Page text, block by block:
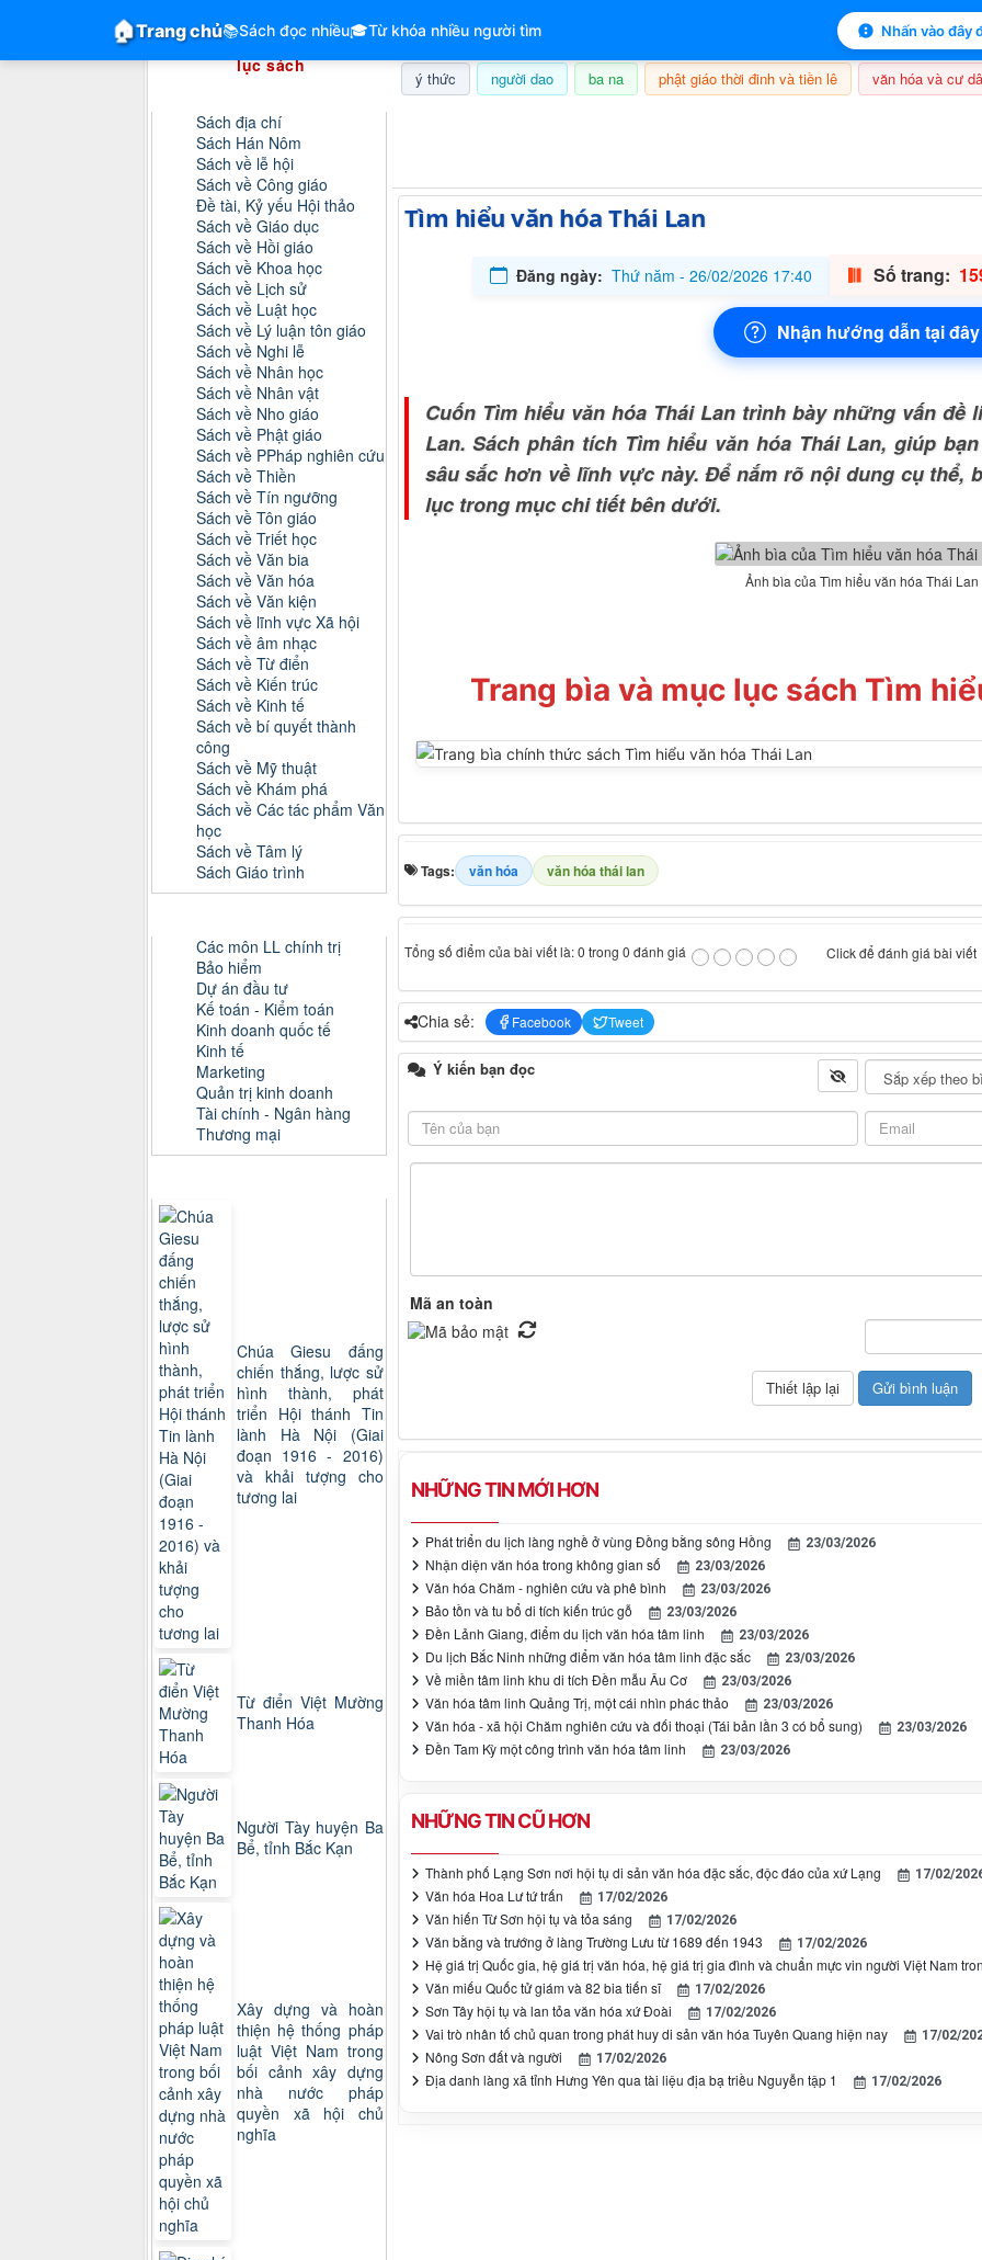
🏠Trang chủ📚Sách đọc nhiều🎓Từ khóa nhiều người tìm Nhấn vào đây
ý thức người dao ba na phật giáo thời đinh và tiền lê văn hóa và cư
Tìm hiểu văn hóa Thái Lan
Đăng ngày: Thứ năm - 26/02/2026 17:40 Số trang:
Nhận hướng dẫn tại đây
Cuốn Tìm hiểu văn hóa Thái Lan trình bày những vấn đề
Lan. Sách phân tích Tìm hiểu văn hóa Thái Lan, giúp
sâu sắc hơn về lĩnh vực này. Để nắm rõ nội dung cụ thể,
lục trong mục chi tiết bên dưới.
Ảnh bìa của Tìm hiểu văn hóa Thái Lan
Trang bìa và mục lục sách Tìm
Tags: văn hóa văn hóa thái lan
Tổng số điểm của bài viết là: 0 trong 0 đánh giá Click để đánh giá bài viết
Chia sẻ: Facebook Tweet
Ý kiến bạn đọc
Mã an toàn
NHỮNG TIN MỚI HƠN
Phát triển du lịch làng nghề ở vùng Đồng bằng sông Hồng 23/03/2026
Nhận diện văn hóa trong không gian số 23/03/2026
Văn hóa Chăm - nghiên cứu và phê bình 23/03/2026
Bảo tồn và tu bổ di tích kiến trúc gỗ 23/03/2026
Đền Lảnh Giang, điểm du lịch văn hóa tâm linh 23/03/2026
Du lịch Bắc Ninh những điểm văn hóa tâm linh đặc sắc 23/03/2026
Về miền tâm linh khu di tích Đền mẫu Âu Cơ 23/03/2026
Văn hóa tâm linh Quảng Trị, một cái nhìn phác thảo 23/03/2026
Văn hóa - xã hội Chăm nghiên cứu và đối thoại (Tái bản lần 3 có bổ sung) 23/03/2026
Đền Tam Kỳ một công trình văn hóa tâm linh 23/03/2026
NHỮNG TIN CŨ HƠN
Thành phố Lạng Sơn nơi hội tụ di sản văn hóa đặc sắc, độc đáo của xứ Lạng 17/02/
Văn hóa Hoa Lư tứ trấn 17/02/2026
Văn hiến Từ Sơn hội tụ và tỏa sáng 17/02/2026
Văn bằng và trướng ở làng Trường Lưu từ 1689 đến 1943 17/02/2026
Hệ giá trị Quốc gia, hệ giá trị văn hóa, hệ giá trị gia đình và chuẩn mực vin người Việt Nam
Văn miếu Quốc tử giám và 82 bia tiến sĩ 17/02/2026
Sơn Tây hội tụ và lan tỏa văn hóa xứ Đoài 17/02/2026
Vai trò nhân tố chủ quan trong phát huy di sản văn hóa Tuyên Quang hiện nay 17/02/
Nông Sơn đất và người 17/02/2026
Địa danh làng xã tỉnh Hưng Yên qua tài liệu địa bạ triều Nguyễn tập 1 17/02/2026
Hệ thống hóa tài liệu & mục
lục sách
Sách địa chí
Sách Hán Nôm
Sách về lễ hội
Sách về Công giáo
Đề tài, Kỷ yếu Hội thảo
Sách về Giáo dục
Sách về Hồi giáo
Sách về Khoa học
Sách về Lịch sử
Sách về Luật học
Sách về Lý luận tôn giáo
Sách về Nghi lễ
Sách về Nhân học
Sách về Nhân vật
Sách về Nho giáo
Sách về Phật giáo
Sách về PPháp nghiên cứu
Sách về Thiền
Sách về Tín ngưỡng
Sách về Tôn giáo
Sách về Triết học
Sách về Văn bia
Sách về Văn hóa
Sách về Văn kiện
Sách về lĩnh vực Xã hội
Sách về âm nhạc
Sách về Từ điển
Sách về Kiến trúc
Sách về Kinh tế
Sách về bí quyết thành
công
Sách về Mỹ thuật
Sách về Khám phá
Sách về Các tác phẩm Văn
học
Sách về Tâm lý
Sách Giáo trình
Các môn LL chính trị
Bảo hiểm
Dự án đầu tư
Kế toán - Kiểm toán
Kinh doanh quốc tế
Kinh tế
Marketing
Quản trị kinh doanh
Tài chính - Ngân hàng
Thương mại
Chúa Giesu đấng
chiến thắng, lược sử
hình thành, phát
triển Hội thánh Tin
lành Hà Nội (Giai
đoạn 1916 - 2016)
và khải tượng cho
tương lai
Từ điển Việt Mường
Thanh Hóa
Người Tày huyện Ba
Bể, tỉnh Bắc Kạn
Xây dựng và hoàn
thiện hệ thống pháp
luật Việt Nam trong
bối cảnh xây dựng
nhà nước pháp
quyền xã hội chủ
nghĩa